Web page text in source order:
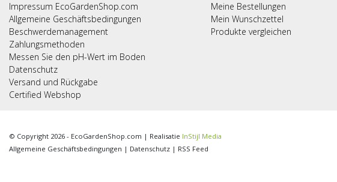
Impressum EcoGardenShop.com
Allgemeine Geschäftsbedingungen
Beschwerdemanagement
Zahlungsmethoden
Messen Sie den pH-Wert im Boden
Datenschutz
Versand und Rückgabe
Certified Webshop
Meine Bestellungen
Mein Wunschzettel
Produkte vergleichen
© Copyright 2026 - EcoGardenShop.com | Realisatie InStijl Media
Allgemeine Geschäftsbedingungen | Datenschutz | RSS Feed